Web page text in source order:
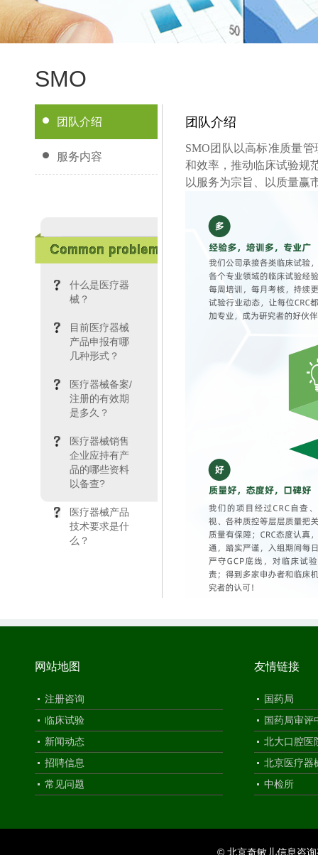
SMO
团队介绍
服务内容
什么是医疗器
械？
目前医疗器械
产品申报有哪
几种形式？
医疗器械备案/
注册的有效期
是多久？
医疗器械销售
企业应持有产
品的哪些资料
以备查?
医疗器械产品
技术要求是什
么？
团队介绍
SMO团队以高标准质量
和效率，推动临床试验规
以服务为宗旨、以质量赢
网站地图
注册咨询
临床试验
新闻动态
招聘信息
常见问题
友情链接
国药局
国药局审评
北大口腔医
北京医疗器
中检所
© 北京奇敏儿信息咨